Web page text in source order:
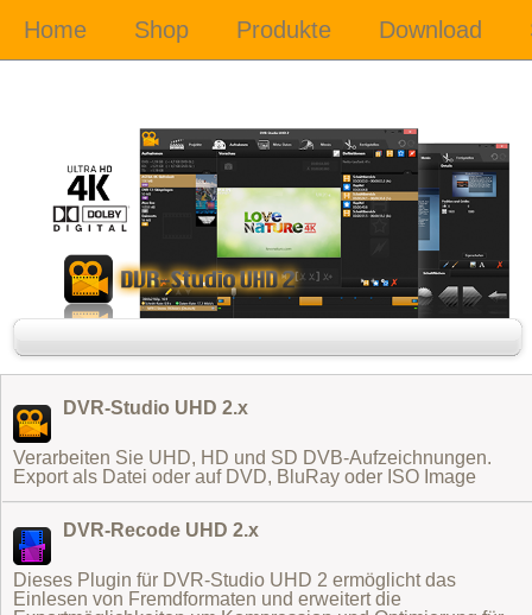
DVR-Studio UHD 2.x
Verarbeiten Sie UHD, HD und SD DVB-Aufzeichnungen.
Export als Datei oder auf DVD, BluRay oder ISO Image
DVR-Recode UHD 2.x
Dieses Plugin für DVR-Studio UHD 2 ermöglicht das
Einlesen von Fremdformaten und erweitert die